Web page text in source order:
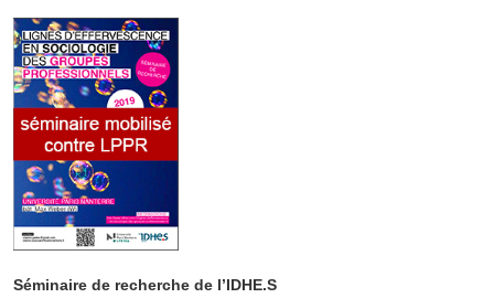
Séminaire de recherche de l’IDHE.S